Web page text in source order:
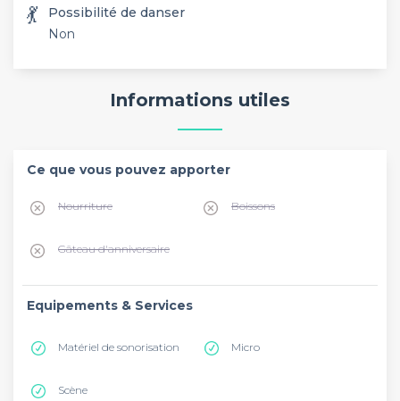
💃
Possibilité de danser
Non
Informations utiles
Ce que vous pouvez apporter
Nourriture Boissons
Gâteau d'anniversaire
Equipements & Services
Matériel de sonorisation Micro
Scène